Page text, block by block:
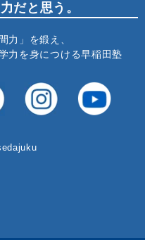
だと思う。
力」を鍛え、
力を身につける早稲田塾